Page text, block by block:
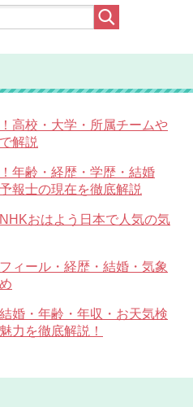
高校・大学・所属チームや
解説
年齢・経歴・学歴・結婚
報士の現在を徹底解説
おはよう日本で人気の気
ィール・経歴・結婚・気象
婚・年齢・年収・お天気検
力を徹底解説！